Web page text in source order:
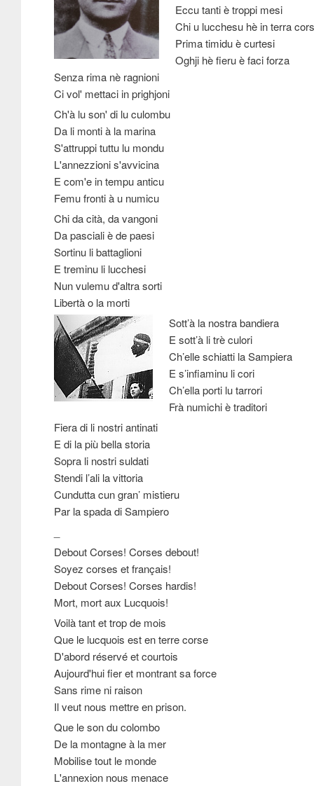
Eccu tanti è troppi mesi
Chi u lucchesu hè in terra
Prima timidu è curtesi
Oghji hè fieru è faci forza
Senza rima nè ragnioni
Ci vol' mettaci in prighjoni
Ch'à lu son' di lu culombu
Da li monti à la marina
S'attruppi tuttu lu mondu
L'annezzioni s'avvicina
E com'e in tempu anticu
Femu fronti à u numicu
Chi da cità, da vangoni
Da pasciali è de paesi
Sortinu li battaglioni
E treminu li lucchesi
Nun vulemu d'altra sorti
Libertà o la morti
Sott’à la nostra bandiera
E sott’à li trè culori
Ch’elle schiatti la Sampiera
E s’infiaminu li cori
Ch’ella porti lu tarrori
Frà numichi è traditori
Fiera di li nostri antinati
E di la più bella storia
Sopra li nostri suldati
Stendi l’ali la vittoria
Cundutta cun gran’ mistieru
Par la spada di Sampiero
Debout Corses! Corses debout!
Soyez corses et français!
Debout Corses! Corses hardis!
Mort, mort aux Lucquois!
Voilà tant et trop de mois
Que le lucquois est en terre corse
D'abord réservé et courtois
Aujourd'hui fier et montrant sa force
Sans rime ni raison
Il veut nous mettre en prison.
Que le son du colombo
De la montagne à la mer
Mobilise tout le monde
L'annexion nous menace